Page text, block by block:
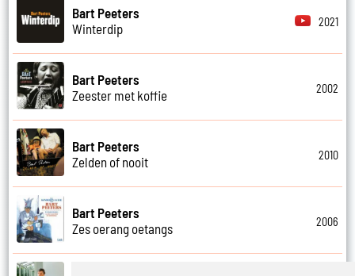
Bart Peeters
Winterdip
2021
Bart Peeters
Zeester met koffie
2002
Bart Peeters
Zelden of nooit
2010
Bart Peeters
Zes oerang oetangs
2006